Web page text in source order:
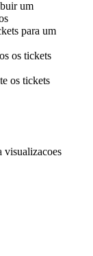
um
para um
os tickets
os tickets
visualizacoes